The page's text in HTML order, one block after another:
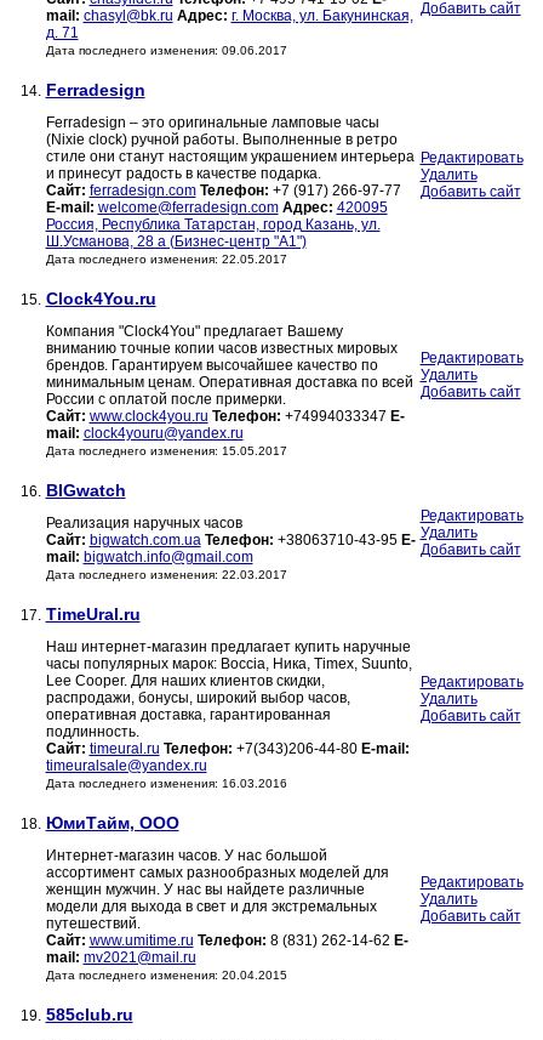
mail: chasyl@bk.ru Адрес: г. Москва, ул. Бакунинская,
д. 71
Дата последнего изменения: 09.06.2017
Добавить сайт
14. Ferradesign
Ferradesign – это оригинальные ламповые часы
(Nixie clock) ручной работы. Выполненные в ретро
стиле они станут настоящим украшением интерьера
и принесут радость в качестве подарка.
Сайт: ferradesign.com Телефон: +7 (917) 266-97-77
E-mail: welcome@ferradesign.com Адрес: 420095
Россия, Республика Татарстан, город Казань, ул.
Ш.Усманова, 28 а (Бизнес-центр "А1")
Дата последнего изменения: 22.05.2017
Редактировать
Удалить
Добавить сайт
15. Clock4You.ru
Компания "Clock4You" предлагает Вашему
вниманию точные копии часов известных мировых
брендов. Гарантируем высочайшее качество по
минимальным ценам. Оперативная доставка по всей
России с оплатой после примерки.
Сайт: www.clock4you.ru Телефон: +74994033347 E-
mail: clock4youru@yandex.ru
Дата последнего изменения: 15.05.2017
Редактировать
Удалить
Добавить сайт
16. BIGwatch
Реализация наручных часов
Сайт: bigwatch.com.ua Телефон: +38063710-43-95 E-
mail: bigwatch.info@gmail.com
Дата последнего изменения: 22.03.2017
Редактировать
Удалить
Добавить сайт
17. TimeUral.ru
Наш интернет-магазин предлагает купить наручные
часы популярных марок: Boccia, Ника, Timex, Suunto,
Lee Cooper. Для наших клиентов скидки,
распродажи, бонусы, широкий выбор часов,
оперативная доставка, гарантированная
подлинность.
Сайт: timeural.ru Телефон: +7(343)206-44-80 E-mail:
timeuralsale@yandex.ru
Дата последнего изменения: 16.03.2016
Редактировать
Удалить
Добавить сайт
18. ЮмиТайм, ООО
Интернет-магазин часов. У нас большой
ассортимент самых разнообразных моделей для
женщин мужчин. У нас вы найдете различные
модели для выхода в свет и для экстремальных
путешествий.
Сайт: www.umitime.ru Телефон: 8 (831) 262-14-62 E-
mail: mv2021@mail.ru
Дата последнего изменения: 20.04.2015
Редактировать
Удалить
Добавить сайт
19. 585club.ru